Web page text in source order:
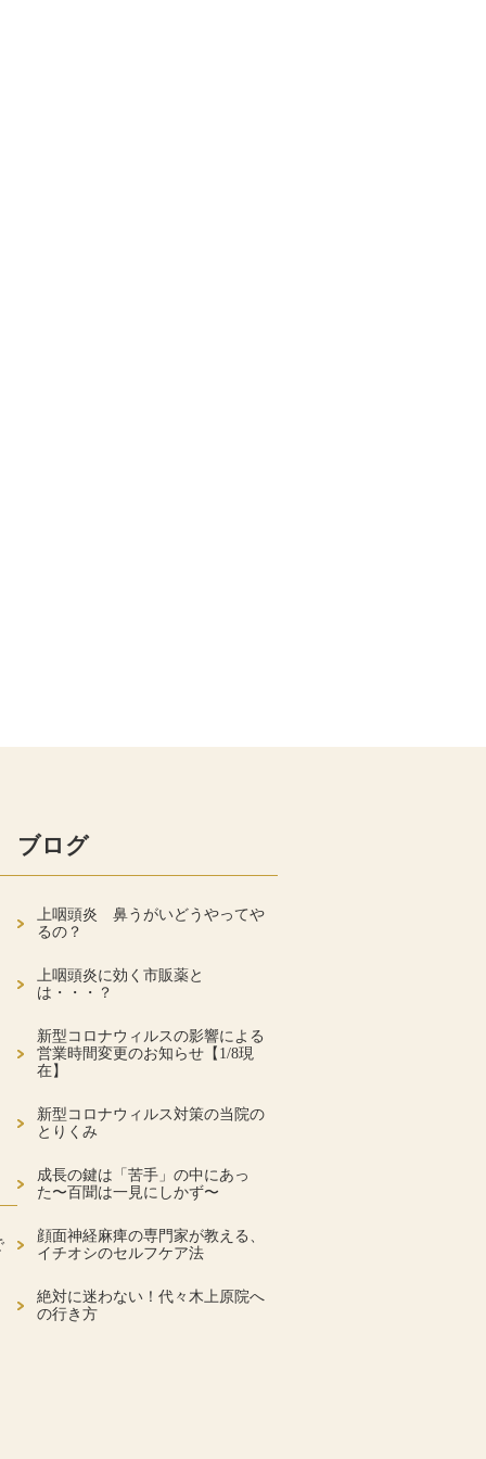
ブログ
上咽頭炎 鼻うがいどうやってや
るの？
上咽頭炎に効く市販薬と
は・・・？
新型コロナウィルスの影響による
営業時間変更のお知らせ【1/8現
在】
新型コロナウィルス対策の当院の
とりくみ
成長の鍵は「苦手」の中にあっ
た〜百聞は一見にしかず〜
顔面神経麻痺の専門家が教える、
イチオシのセルフケア法
絶対に迷わない！代々木上原院へ
の行き方